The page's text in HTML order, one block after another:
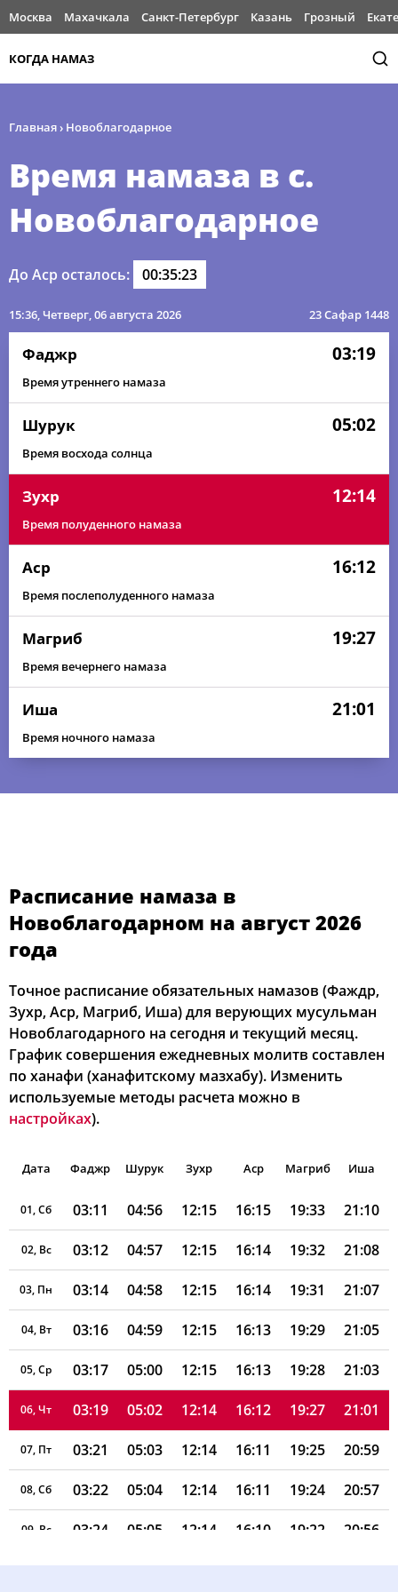
Москва Махачкала Санкт-Петербург Казань Грозный
КОГДА НАМАЗ
Главная› Новоблагодарное
Время намаза в с.
Новоблагодарное
До Аср осталось: 00:35:23
15:36, Четверг, 06 августа 2026 23 Сафар 1448
Фаджр 03:19
Время утреннего намаза
Шурук 05:02
Время восхода солнца
Зухр 12:14
Время полуденного намаза
Аср 16:12
Время послеполуденного намаза
Магриб 19:27
Время вечернего намаза
Иша 21:01
Время ночного намаза
Расписание намаза в
Новоблагодарном на август 2026
года
Точное расписание обязательных намазов (Фаждр,
Зухр, Аср, Магриб, Иша) для верующих мусульман
Новоблагодарного на сегодня и текущий месяц.
График совершения ежедневных молитв составлен
по ханафи (ханафитскому мазхабу). Изменить
используемые методы расчета можно в
настройках).
Дата Фаджр Шурук Зухр Аср Магриб Иша
01, Сб 03:11 04:56 12:15 16:15 19:33 21:10
02, Вс 03:12 04:57 12:15 16:14 19:32 21:08
03, Пн 03:14 04:58 12:15 16:14 19:31 21:07
04, Вт 03:16 04:59 12:15 16:13 19:29 21:05
05, Ср 03:17 05:00 12:15 16:13 19:28 21:03
06, Чт 03:19 05:02 12:14 16:12 19:27 21:01
07, Пт 03:21 05:03 12:14 16:11 19:25 20:59
08, Сб 03:22 05:04 12:14 16:11 19:24 20:57
09, Вс 03:24 05:05 12:14 16:10 19:22 20:56
10, Пн 03:26 05:06 12:14 16:10 19:21 20:54